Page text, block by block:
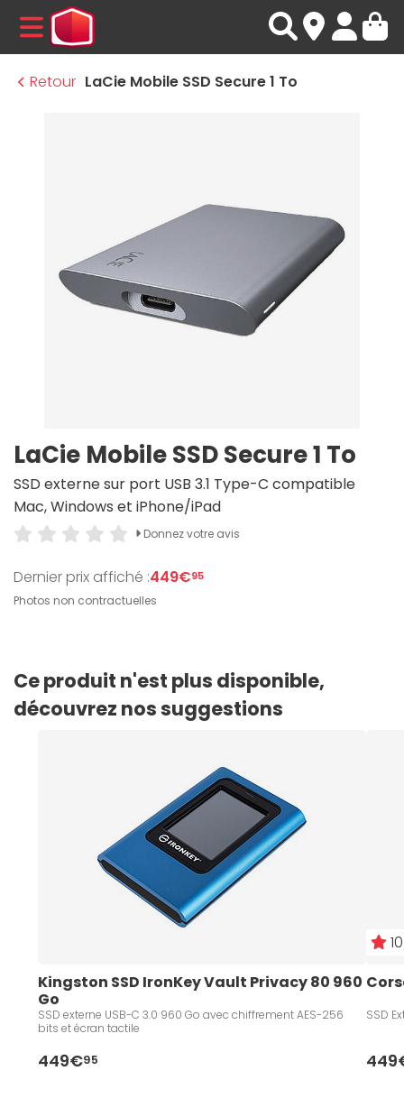
MENU
Retour LaCie Mobile SSD Secure 1 To
LaCie Mobile SSD Secure 1 To
SSD externe sur port USB 3.1 Type-C compatible
Mac, Windows et iPhone/iPad
Donnez votre avis
Dernier prix affiché :449€95
Photos non contractuelles
Ce produit n'est plus disponible,
découvrez nos suggestions
Kingston SSD IronKey Vault Privacy 80 960
Go
SSD externe USB-C 3.0 960 Go avec chiffrement AES-256
bits et écran tactile
449€95
SSD